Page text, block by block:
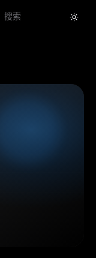
Theme